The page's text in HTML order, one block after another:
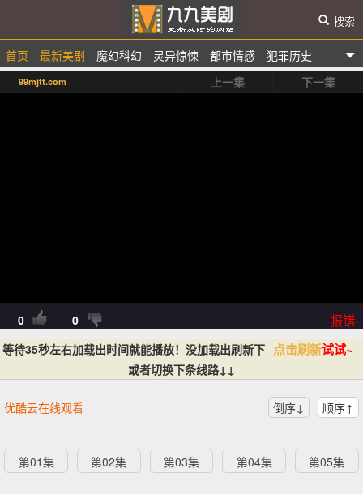
首页 最新美剧 魔幻科幻 灵异惊悚 都市情感
犯罪历史
选秀综艺
动漫卡通
搜索
99mjtt.com 上一集 下一集
0 0 报错-
等待35秒左右加载出时间就能播放！没加载出刷新下 点击刷新试试~
或者切换下条线路↓↓
优酷云在线观看 倒序↓ 顺序↑
第01集 第02集 第03集 第04集 第05集